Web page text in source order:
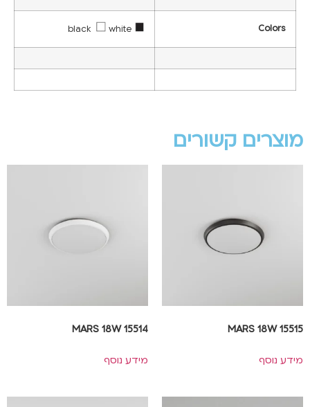
Colors
white
מוצרים קשורים
MARS 18W 15515
מידע נוסף
MARS 18W 15514
מידע נוסף